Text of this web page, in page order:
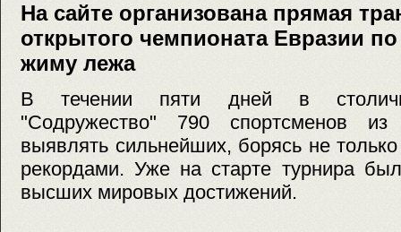
На сайте организована прямая
открытого чемпионата Евразии
жиму лежа
В течении пяти дней в
"Содружество" 790 спортсменов
выявлять сильнейших, борясь не
рекордами. Уже на старте турнира
высших мировых достижений.